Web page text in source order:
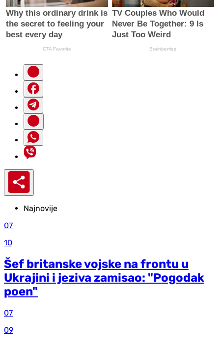
Najnovije
07
10
Šef britanske vojske na frontu u
Ukrajini i jeziva zamisao: "Pogodak
poen"
07
09